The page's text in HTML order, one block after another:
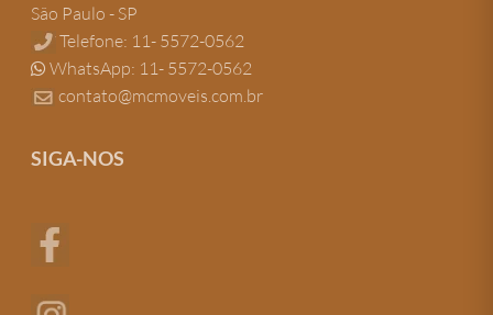
São Paulo - SP
Telefone: 11- 5572-0562
WhatsApp: 11- 5572-0562
contato@mcmoveis.com.br
SIGA-NOS